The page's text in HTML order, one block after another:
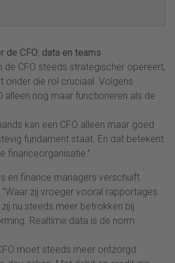
de CFO: data en teams
de CFO steeds strategischer opereert,
onder die rol cruciaal. Volgens
alleen nog maar functioneren als de
kan een CFO alleen maar goed
fundament staat. En dat betekent
financeorganisatie.”
en finance managers verschuift
zij vroeger vooral rapportages
nu steeds meer betrokken bij
Realtime data is de norm
moet steeds meer ontzorgd